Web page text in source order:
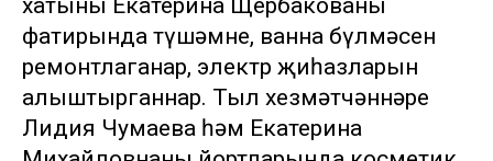
хатыны Екатерина Щербакованың
фатирында түшәмне, ванна бүлмәсен
ремонтлаганар, электр җиһазларын
алыштырганнар. Тыл хезмәтчәннәре
Лидия Чумаева һәм Екатерина